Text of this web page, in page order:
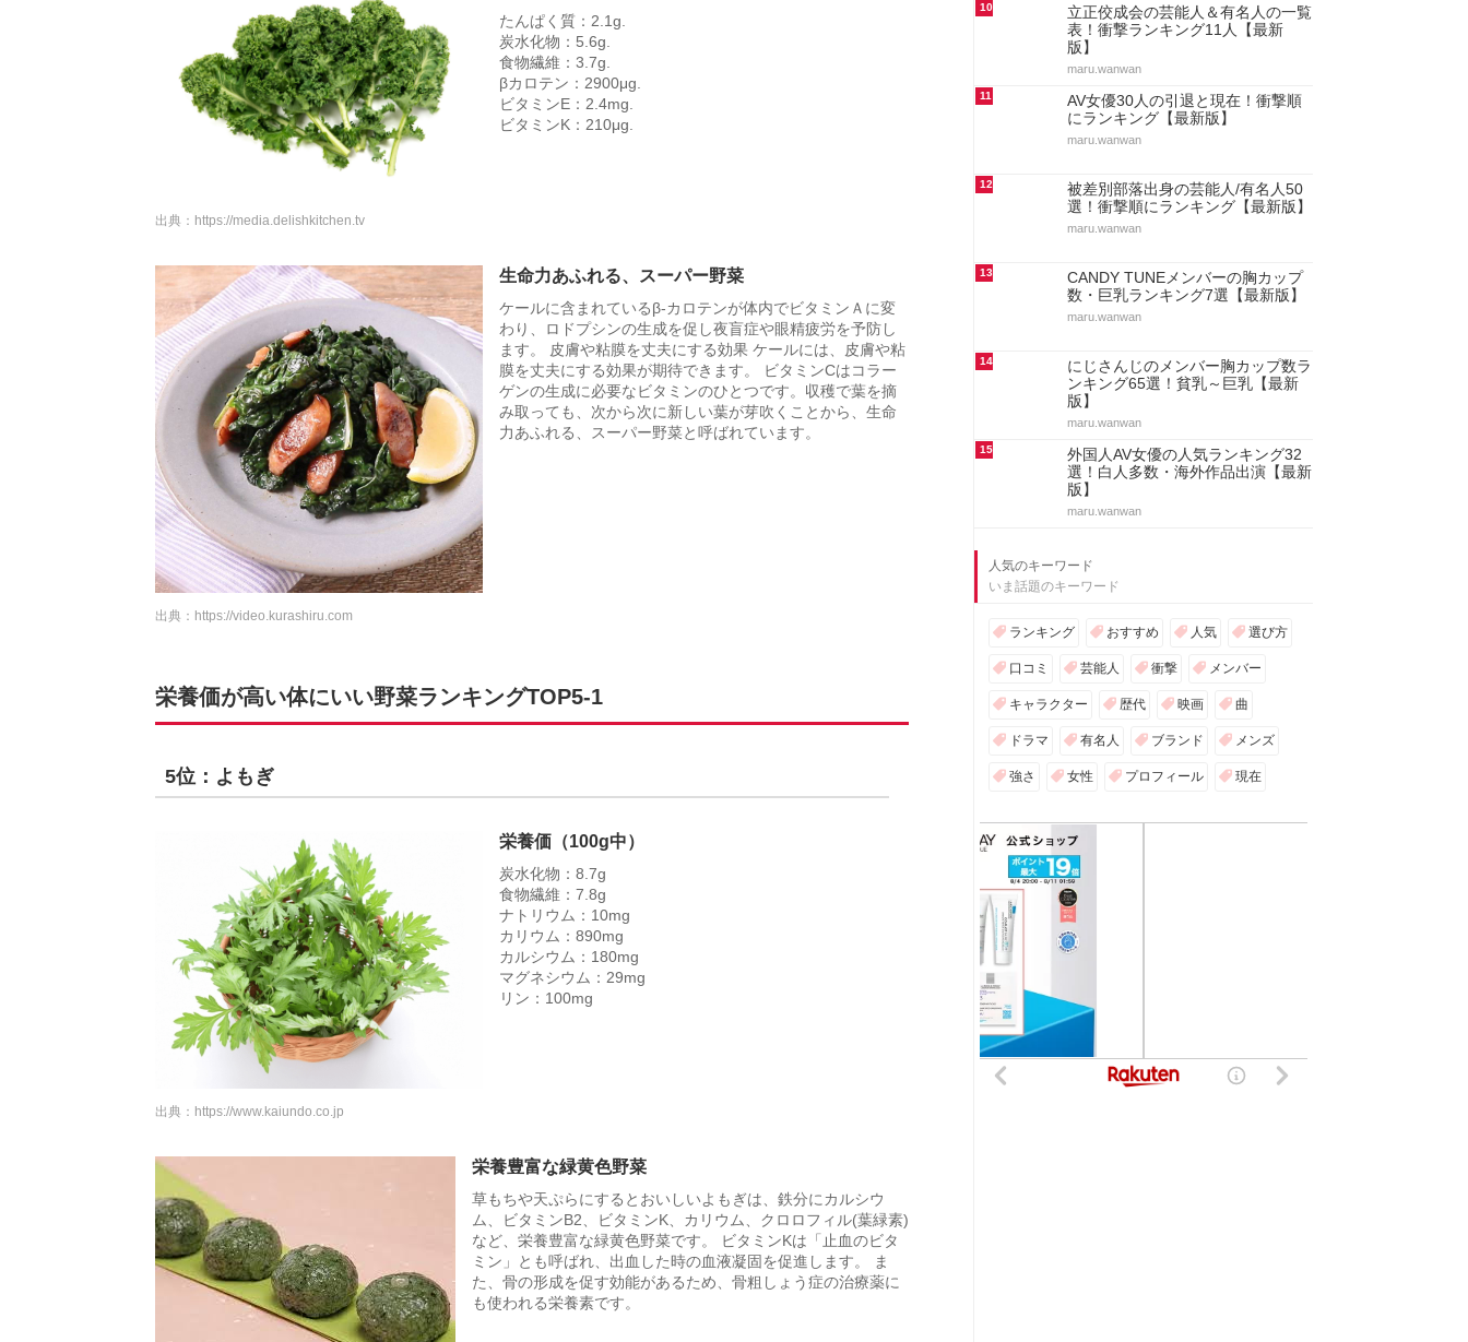
たんぱく質：2.1g.
炭水化物：5.6g.
食物繊維：3.7g.
βカロテン：2900μg.
ビタミンE：2.4mg.
ビタミンK：210μg.
出典： https://media.delishkitchen.tv
生命力あふれる、スーパー野菜
ケールに含まれているβ-カロテンが体内でビタミンＡに変
わり、ロドプシンの生成を促し夜盲症や眼精疲労を予防し
ます。 皮膚や粘膜を丈夫にする効果 ケールには、皮膚や粘
膜を丈夫にする効果が期待できます。 ビタミンCはコラー
ゲンの生成に必要なビタミンのひとつです。収穫で葉を摘
み取っても、次から次に新しい葉が芽吹くことから、生命
力あふれる、スーパー野菜と呼ばれています。
出典： https://video.kurashiru.com
栄養価が高い体にいい野菜ランキングTOP5-1
5位：よもぎ
栄養価（100g中）
炭水化物：8.7g
食物繊維：7.8g
ナトリウム：10mg
カリウム：890mg
カルシウム：180mg
マグネシウム：29mg
リン：100mg
出典： https://www.kaiundo.co.jp
栄養豊富な緑黄色野菜
草もちや天ぷらにするとおいしいよもぎは、鉄分にカルシウ
ム、ビタミンB2、ビタミンK、カリウム、クロロフィル(葉緑素)
など、栄養豊富な緑黄色野菜です。 ビタミンKは「止血のビタ
ミン」とも呼ばれ、出血した時の血液凝固を促進します。 ま
た、骨の形成を促す効能があるため、骨粗しょう症の治療薬に
も使われる栄養素です。
10
立正佼成会の芸能人＆有名人の一覧
表！衝撃ランキング11人【最新
版】
maru.wanwan
11
AV女優30人の引退と現在！衝撃順
にランキング【最新版】
maru.wanwan
12
被差別部落出身の芸能人/有名人50
選！衝撃順にランキング【最新版】
maru.wanwan
13
CANDY TUNEメンバーの胸カップ
数・巨乳ランキング7選【最新版】
maru.wanwan
14
にじさんじのメンバー胸カップ数ラ
ンキング65選！貧乳～巨乳【最新
版】
maru.wanwan
15
外国人AV女優の人気ランキング32
選！白人多数・海外作品出演【最新
版】
maru.wanwan
人気のキーワード
いま話題のキーワード
ランキング おすすめ 人気 選び方
口コミ 芸能人 衝撃 メンバー
キャラクター 歴代 映画 曲
ドラマ 有名人 ブランド メンズ
強さ 女性 プロフィール 現在